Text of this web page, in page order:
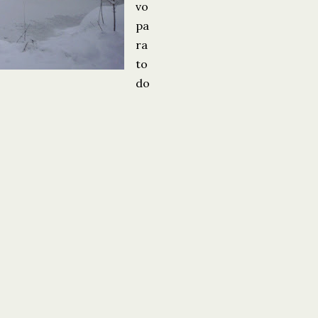
vo
pa
ra
to
do